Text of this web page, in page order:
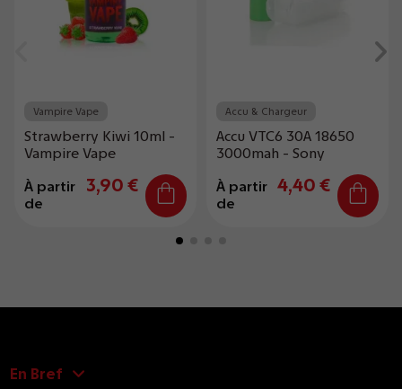
Vampire Vape
Strawberry Kiwi 10ml -
Vampire Vape
À partir
de
3,90 €
Accu & Chargeur
Accu VTC6 30A 18650
3000mah - Sony
À partir
de
4,40 €
En Bref